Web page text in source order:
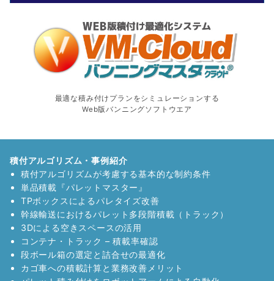
最適な積み付けプランをシミュレーションする
Web版バンニングソフトウエア
積付アルゴリズム・事例紹介
積付アルゴリズムが考慮する基本的な制約条件
単品積載『パレットマスター』
TPボックスによるパレタイズ改善
幹線輸送におけるパレット多段階積載（トラック）
3Dによる空きスペースの活用
コンテナ・トラック – 積載率確認
段ボール箱の選定と詰合せの最適化
カゴ車への積載計算と業務改善メリット